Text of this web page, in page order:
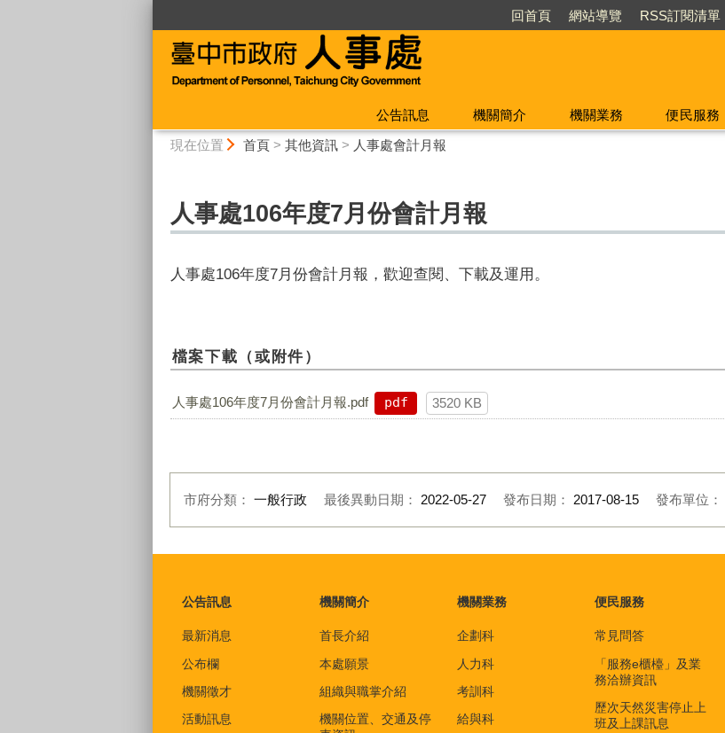
回首頁 網站導覽 RSS訂閱清單
公告訊息 機關簡介 機關業務 便民服務
現在位置 首頁> 其他資訊> 人事處會計月報
人事處106年度7月份會計月報
人事處106年度7月份會計月報，歡迎查閱、下載及運用。
檔案下載（或附件）
人事處106年度7月份會計月報.pdf pdf 3520 KB
市府分類： 一般行政 最後異動日期： 2022-05-27 發布日期： 2017-08-15 發布單位：
公告訊息
最新消息
公布欄
機關徵才
活動訊息
機關簡介
首長介紹
本處願景
組織與職掌介紹
機關位置、交通及停
機關業務
企劃科
人力科
考訓科
給與科
便民服務
常見問答
「服務e櫃檯」及業
務洽辦資訊
歷次天然災害停止上
班及上課訊息